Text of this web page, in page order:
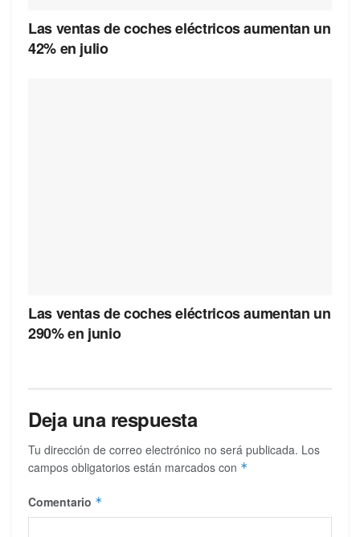
Las ventas de coches eléctricos aumentan un
42% en julio
Las ventas de coches eléctricos aumentan un
290% en junio
Deja una respuesta
Tu dirección de correo electrónico no será publicada. Los
campos obligatorios están marcados con *
Comentario *